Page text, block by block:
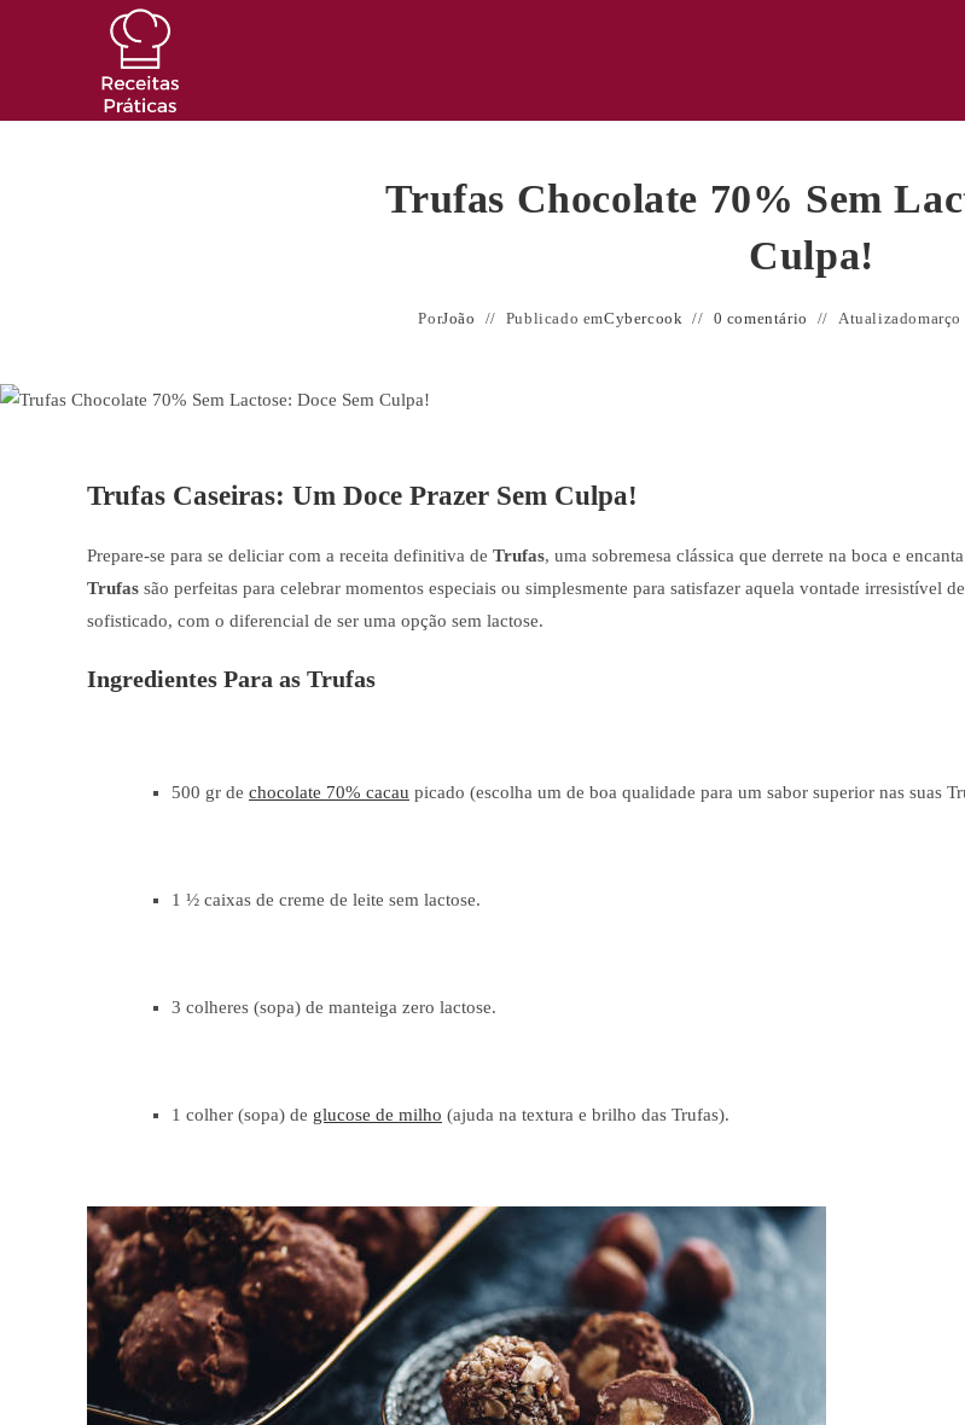
Trufas Chocolate 70% Sem
Culpa!
PorJoão Publicado emCybercook 0 comentário Atualizado
Trufas Caseiras: Um Doce Prazer Sem Culpa!
Prepare-se para se deliciar com a receita definitiva de Trufas, uma sobremesa clássica que derrete na boca e
Trufas são perfeitas para celebrar momentos especiais ou simplesmente para satisfazer aquela vontade irresistível
sofisticado, com o diferencial de ser uma opção sem lactose.
Ingredientes Para as Trufas
500 gr de chocolate 70% cacau picado (escolha um de boa qualidade para um sabor superior nas suas
1 ½ caixas de creme de leite sem lactose.
3 colheres (sopa) de manteiga zero lactose.
1 colher (sopa) de glucose de milho (ajuda na textura e brilho das Trufas).